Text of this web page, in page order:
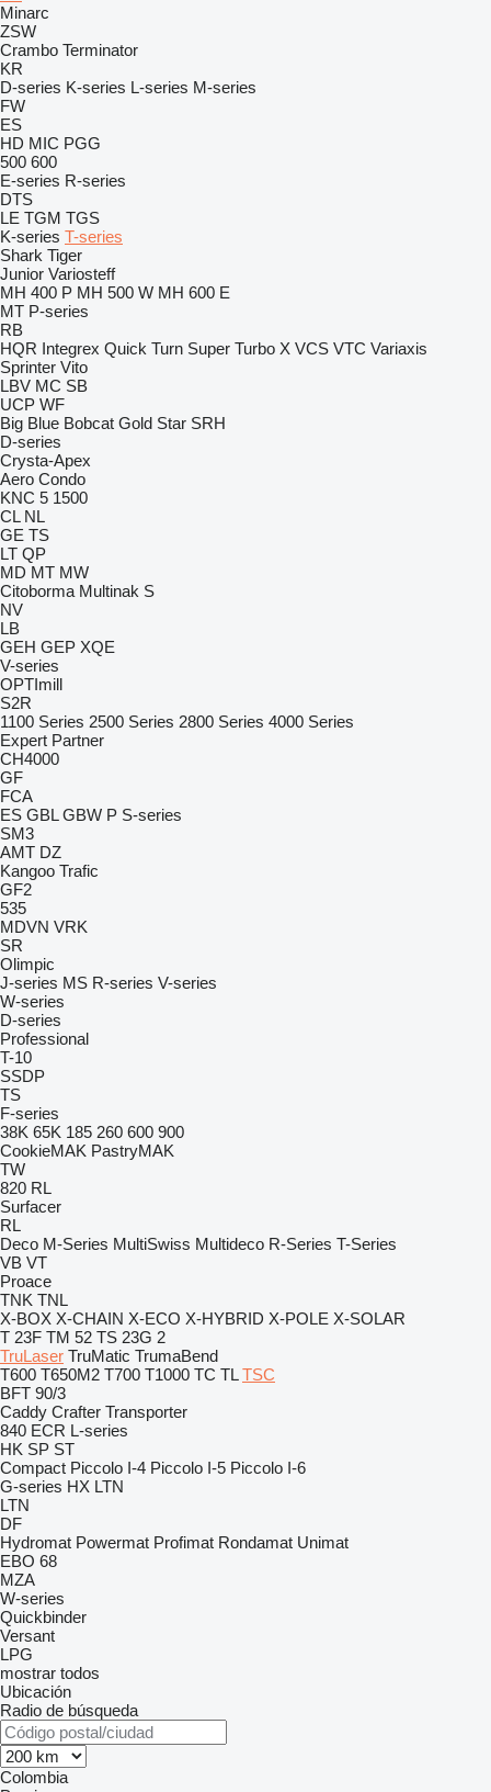
Minarc
ZSW
Crambo Terminator
KR
D-series K-series L-series M-series
FW
ES
HD MIC PGG
500 600
E-series R-series
DTS
LE TGM TGS
K-series T-series
Shark Tiger
Junior Variosteff
MH 400 P MH 500 W MH 600 E
MT P-series
RB
HQR Integrex Quick Turn Super Turbo X VCS VTC Variaxis
Sprinter Vito
LBV MC SB
UCP WF
Big Blue Bobcat Gold Star SRH
D-series
Crysta-Apex
Aero Condo
KNC 5 1500
CL NL
GE TS
LT QP
MD MT MW
Citoborma Multinak S
NV
LB
GEH GEP XQE
V-series
OPTImill
S2R
1100 Series 2500 Series 2800 Series 4000 Series
Expert Partner
CH4000
GF
FCA
ES GBL GBW P S-series
SM3
AMT DZ
Kangoo Trafic
GF2
535
MDVN VRK
SR
Olimpic
J-series MS R-series V-series
W-series
D-series
Professional
T-10
SSDP
TS
F-series
38K 65K 185 260 600 900
CookieMAK PastryMAK
TW
820 RL
Surfacer
RL
Deco M-Series MultiSwiss Multideco R-Series T-Series
VB VT
Proace
TNK TNL
X-BOX X-CHAIN X-ECO X-HYBRID X-POLE X-SOLAR
T 23F TM 52 TS 23G 2
TruLaser TruMatic TrumaBend
T600 T650M2 T700 T1000 TC TL TSC
BFT 90/3
Caddy Crafter Transporter
840 ECR L-series
HK SP ST
Compact Piccolo I-4 Piccolo I-5 Piccolo I-6
G-series HX LTN
LTN
DF
Hydromat Powermat Profimat Rondamat Unimat
EBO 68
MZA
W-series
Quickbinder
Versant
LPG
mostrar todos
Ubicación
Radio de búsqueda
Colombia